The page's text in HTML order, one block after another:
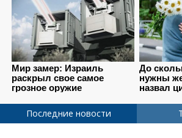
Последние новости